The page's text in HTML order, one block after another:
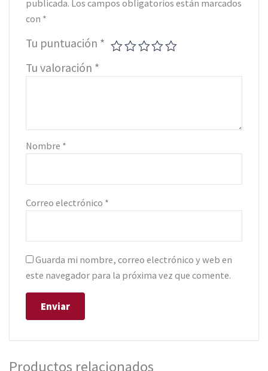
publicada. Los campos obligatorios están marcados
con *
Tu puntuación *
Tu valoración *
Nombre *
Correo electrónico *
Guarda mi nombre, correo electrónico y web en
este navegador para la próxima vez que comente.
Productos relacionados